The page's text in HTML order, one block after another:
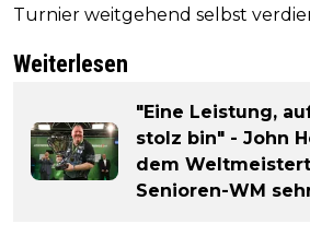
Turnier weitgehend selbst
Weiterlesen
"Eine Leistung,
stolz bin" - John
dem
Senioren-WM